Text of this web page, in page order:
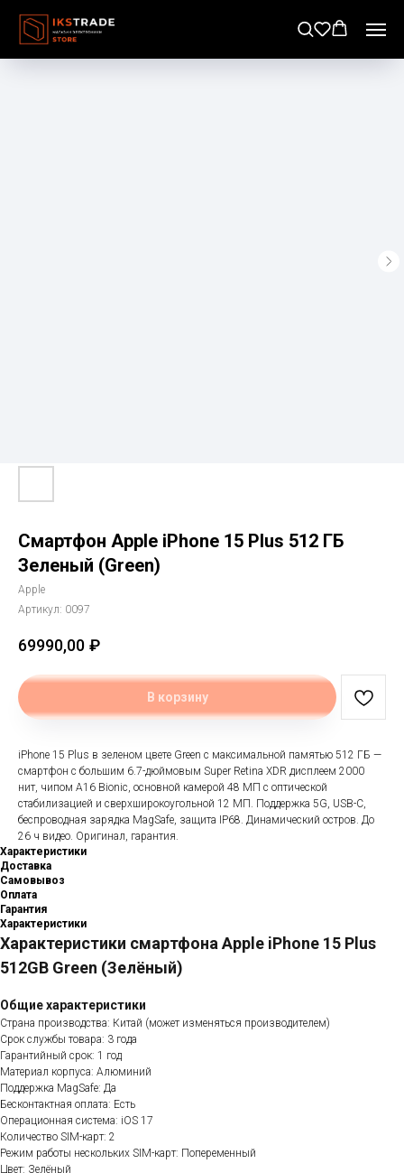
Смартфон Apple iPhone 15 Plus 512 ГБ
Зеленый (Green)
Apple
Артикул: 0097
69990,00 ₽
В корзину
iPhone 15 Plus в зеленом цвете Green с максимальной памятью 512 ГБ —
смартфон с большим 6.7-дюймовым Super Retina XDR дисплеем 2000
нит, чипом A16 Bionic, основной камерой 48 МП с оптической
стабилизацией и сверхширокоугольной 12 МП. Поддержка 5G, USB-C,
беспроводная зарядка MagSafe, защита IP68. Динамический остров. До
26 ч видео. Оригинал, гарантия.
Характеристики
Доставка
Самовывоз
Оплата
Гарантия
Характеристики
Характеристики смартфона Apple iPhone 15 Plus
512GB Green (Зелёный)
Общие характеристики
Страна производства: Китай (может изменяться производителем)
Срок службы товара: 3 года
Гарантийный срок: 1 год
Материал корпуса: Алюминий
Поддержка MagSafe: Да
Бесконтактная оплата: Есть
Операционная система: iOS 17
Количество SIM-карт: 2
Режим работы нескольких SIM-карт: Попеременный
Цвет: Зелёный